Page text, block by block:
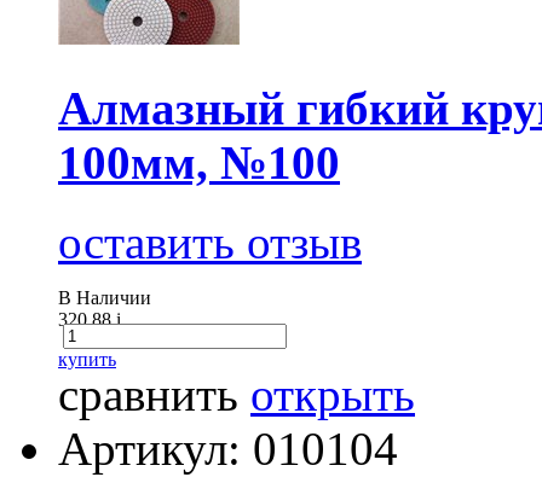
Алмазный гибкий
100мм, №100
оставить отзыв
В Наличии
320.88i
купить
сравнить открыть
Артикул: 010104